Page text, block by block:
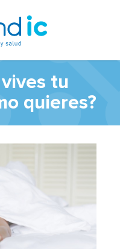
tu
quieres?